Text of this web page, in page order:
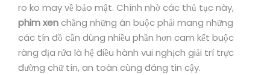
ro ko may về bảo mật. Chính nhờ các thủ tục này,
phim xenchẳng những ân buộc phải mang những
các tín đồ cần dùng nhiều phần hơn cam kết buộc
ràng địa rứa là hệ điều hành vui nghịch giải trí trực
đường chữ tín, an toàn cùng đáng tin cậy.